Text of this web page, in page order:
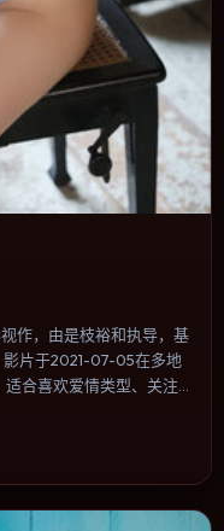
作，由是枝裕和执导，基
影片于2021-07-05在多地
合喜欢爱情类型、关注
或类型片补片的选择。